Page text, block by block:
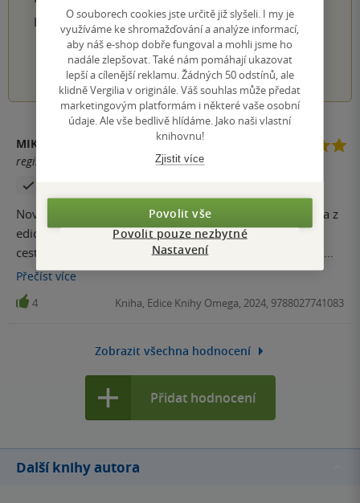
Hodnocení našich knihkupců: 0.0 z 5
1 2 3 4 5
MIKAMI
registrovaný uživatel
Nové (obnovené) vydání méně známé knihy Julese Verna z
edice "Podivuhodná putování" (nebo též "Podivuhodné
cesty"). V knize je též docela velké množství černobílých
obrázků nebo rytin doplněné popisem z příběhu děje.
Jelikož kniha je napsaná ve druhé polovině 19. století (tj.
před 150 lety), odpovídá text tomuto datu tj. popisu míst a
Přečístvíce
4 Kniha, Edice Knihy Omega, 2024, 9788027741083
Zobrazit všechna hodnocení
Přidat hodnocení
Další knihy autora
O souborech cookies jste určitě již slyšeli. I my je
využíváme ke shromažďování a analýze informací,
aby náš e-shop dobře fungoval a mohli jsme ho
nadále zlepšovat. Také nám pomáhají ukazovat
lepší a cílenější reklamu. Žádných 50 odstínů, ale
klidně Vergilia v originále. Váš souhlas může předat
marketingovým platformám i některé vaše osobní
údaje. Ale vše bedlivě hlídáme. Jako naši vlastní
knihovnu!
Zjistit více
Povolit vše
Povolit pouze nezbytné
Nastavení